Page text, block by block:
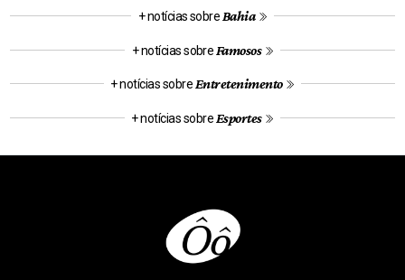
+ notícias sobre Bahia
+ notícias sobre Famosos
+ notícias sobre Entretenimento
+ notícias sobre Esportes